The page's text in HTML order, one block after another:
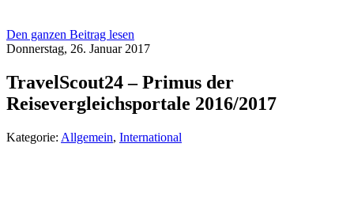
Den ganzen Beitrag lesen
Donnerstag, 26. Januar 2017
TravelScout24 – Primus der
Reisevergleichsportale 2016/2017
Kategorie: Allgemein, International